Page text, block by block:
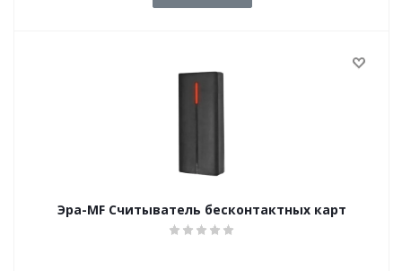
Эра-MF Считыватель бесконтактных карт